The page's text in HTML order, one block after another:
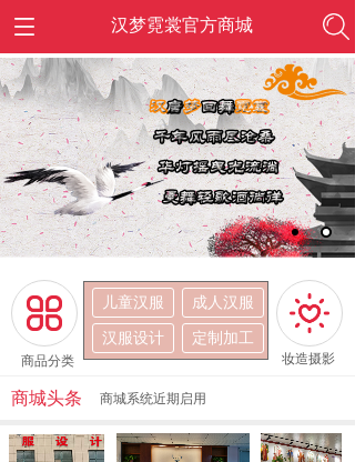
儿童汉服
成人汉服
汉服设计
定制加工
商品分类 妆造摄影
按钮文本 按钮文本
商城系统近期启用
商城头条
汉梦霓裳官方商城